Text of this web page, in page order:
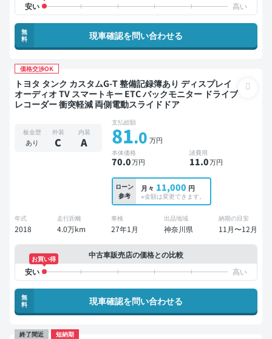
無
料
現車確認を問い合わせる
価格交渉OK
トヨタ タンク カスタムG-T 整備記録簿あり ディスプレイ
オーディオ TV スマートキー ETC バックモニター ドライブ
レコーダー 衝突軽減 両側電動スライドドア
板金歴
あり
外装
C
内装
A
支払総額
81.0 万円
本体価格
70.0万円
諸費用
11.0万円
ローン
参考
月々 11,000 円
※金額は変更できます。
年式
2018
走行距離
4.0万km
車検
27年1月
出品地域
神奈川県
納期の目安
11月〜12月
中古車販売店の価格との比較
お買い得
無
料
現車確認を問い合わせる
終了間近 短納期